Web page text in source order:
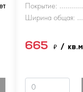
Покрытие:
Ширина общая:
665 ₽ / кв.м